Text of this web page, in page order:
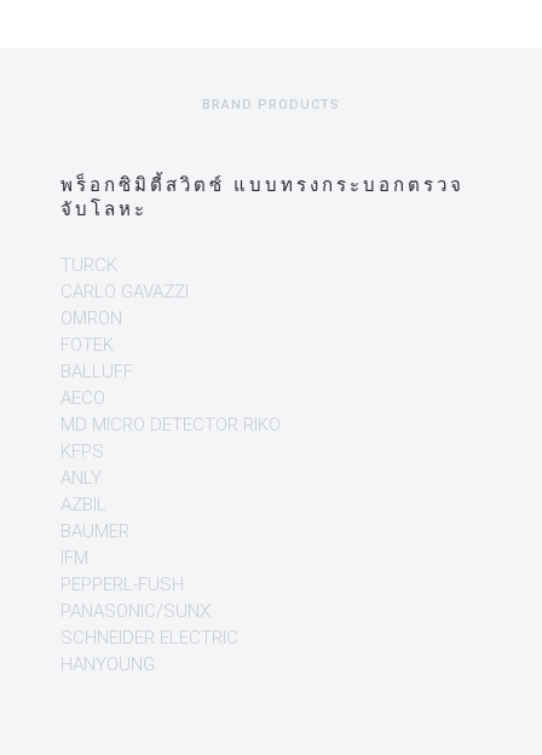
BRAND PRODUCTS
พร็อกซิมิตี้สวิตซ์ แบบทรงกระบอกตรวจ
จับโลหะ
TURCK
CARLO GAVAZZI
OMRON
FOTEK
BALLUFF
AECO
MD MICRO DETECTOR RIKO
KFPS
ANLY
AZBIL
BAUMER
IFM
PEPPERL-FUSH
PANASONIC/SUNX
SCHNEIDER ELECTRIC
HANYOUNG